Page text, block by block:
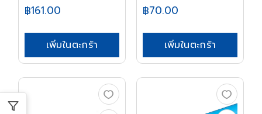
฿161.00
เพิ่มในตะกร้า
฿70.00
เพิ่มในตะกร้า